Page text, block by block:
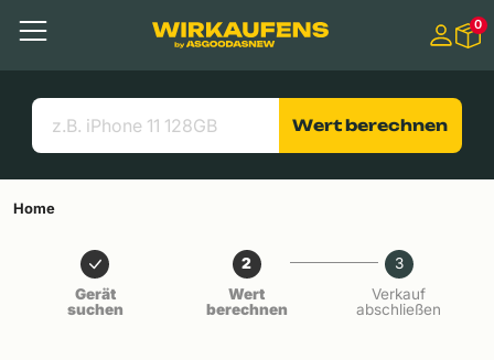
Menü
Suchen
Nützliche Links
0
Wert berechnen
Home
Gerät
suchen
2
Wert
berechnen
3
Verkauf
abschließen